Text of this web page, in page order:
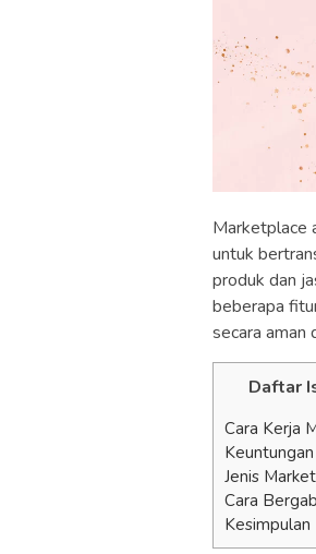
Marketplace
untuk
produk dan
beberapa
secara aman
Daftar
Cara Kerja
Jenis
Cara
Kesimpulan